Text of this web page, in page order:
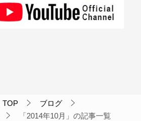
TOP
ブログ
「2014年10月」の記事一覧